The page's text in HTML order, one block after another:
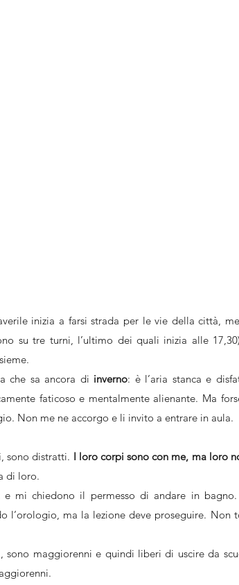
inizia a farsi strada per le vie della città,
su tre turni, l’ultimo dei quali inizia alle
che sa ancora di inverno: è l’aria stanca e
faticoso e mentalmente alienante. Ma
Non me ne accorgo e li invito a entrare in aula.
sono distratti. I loro corpi sono con me, ma loro
di loro.
mi chiedono il permesso di andare in bagno.
l’orologio, ma la lezione deve proseguire. Non
sono maggiorenni e quindi liberi di uscire da